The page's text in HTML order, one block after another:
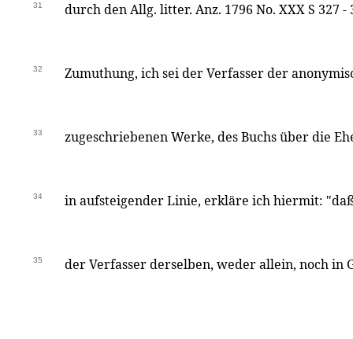
31 durch den Allg. litter. Anz. 1796 No. XXX S 327 -
32 Zumuthung, ich sei der Verfasser der
33 zugeschriebenen Werke, des Buchs über die
34 in aufsteigender Linie, erkläre ich hiermit:
35 der Verfasser derselben, weder allein, noch in